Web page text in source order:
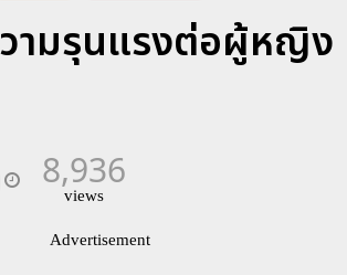
ามรุนแรงต่อผู้หญิง
8,936
views
Advertisement